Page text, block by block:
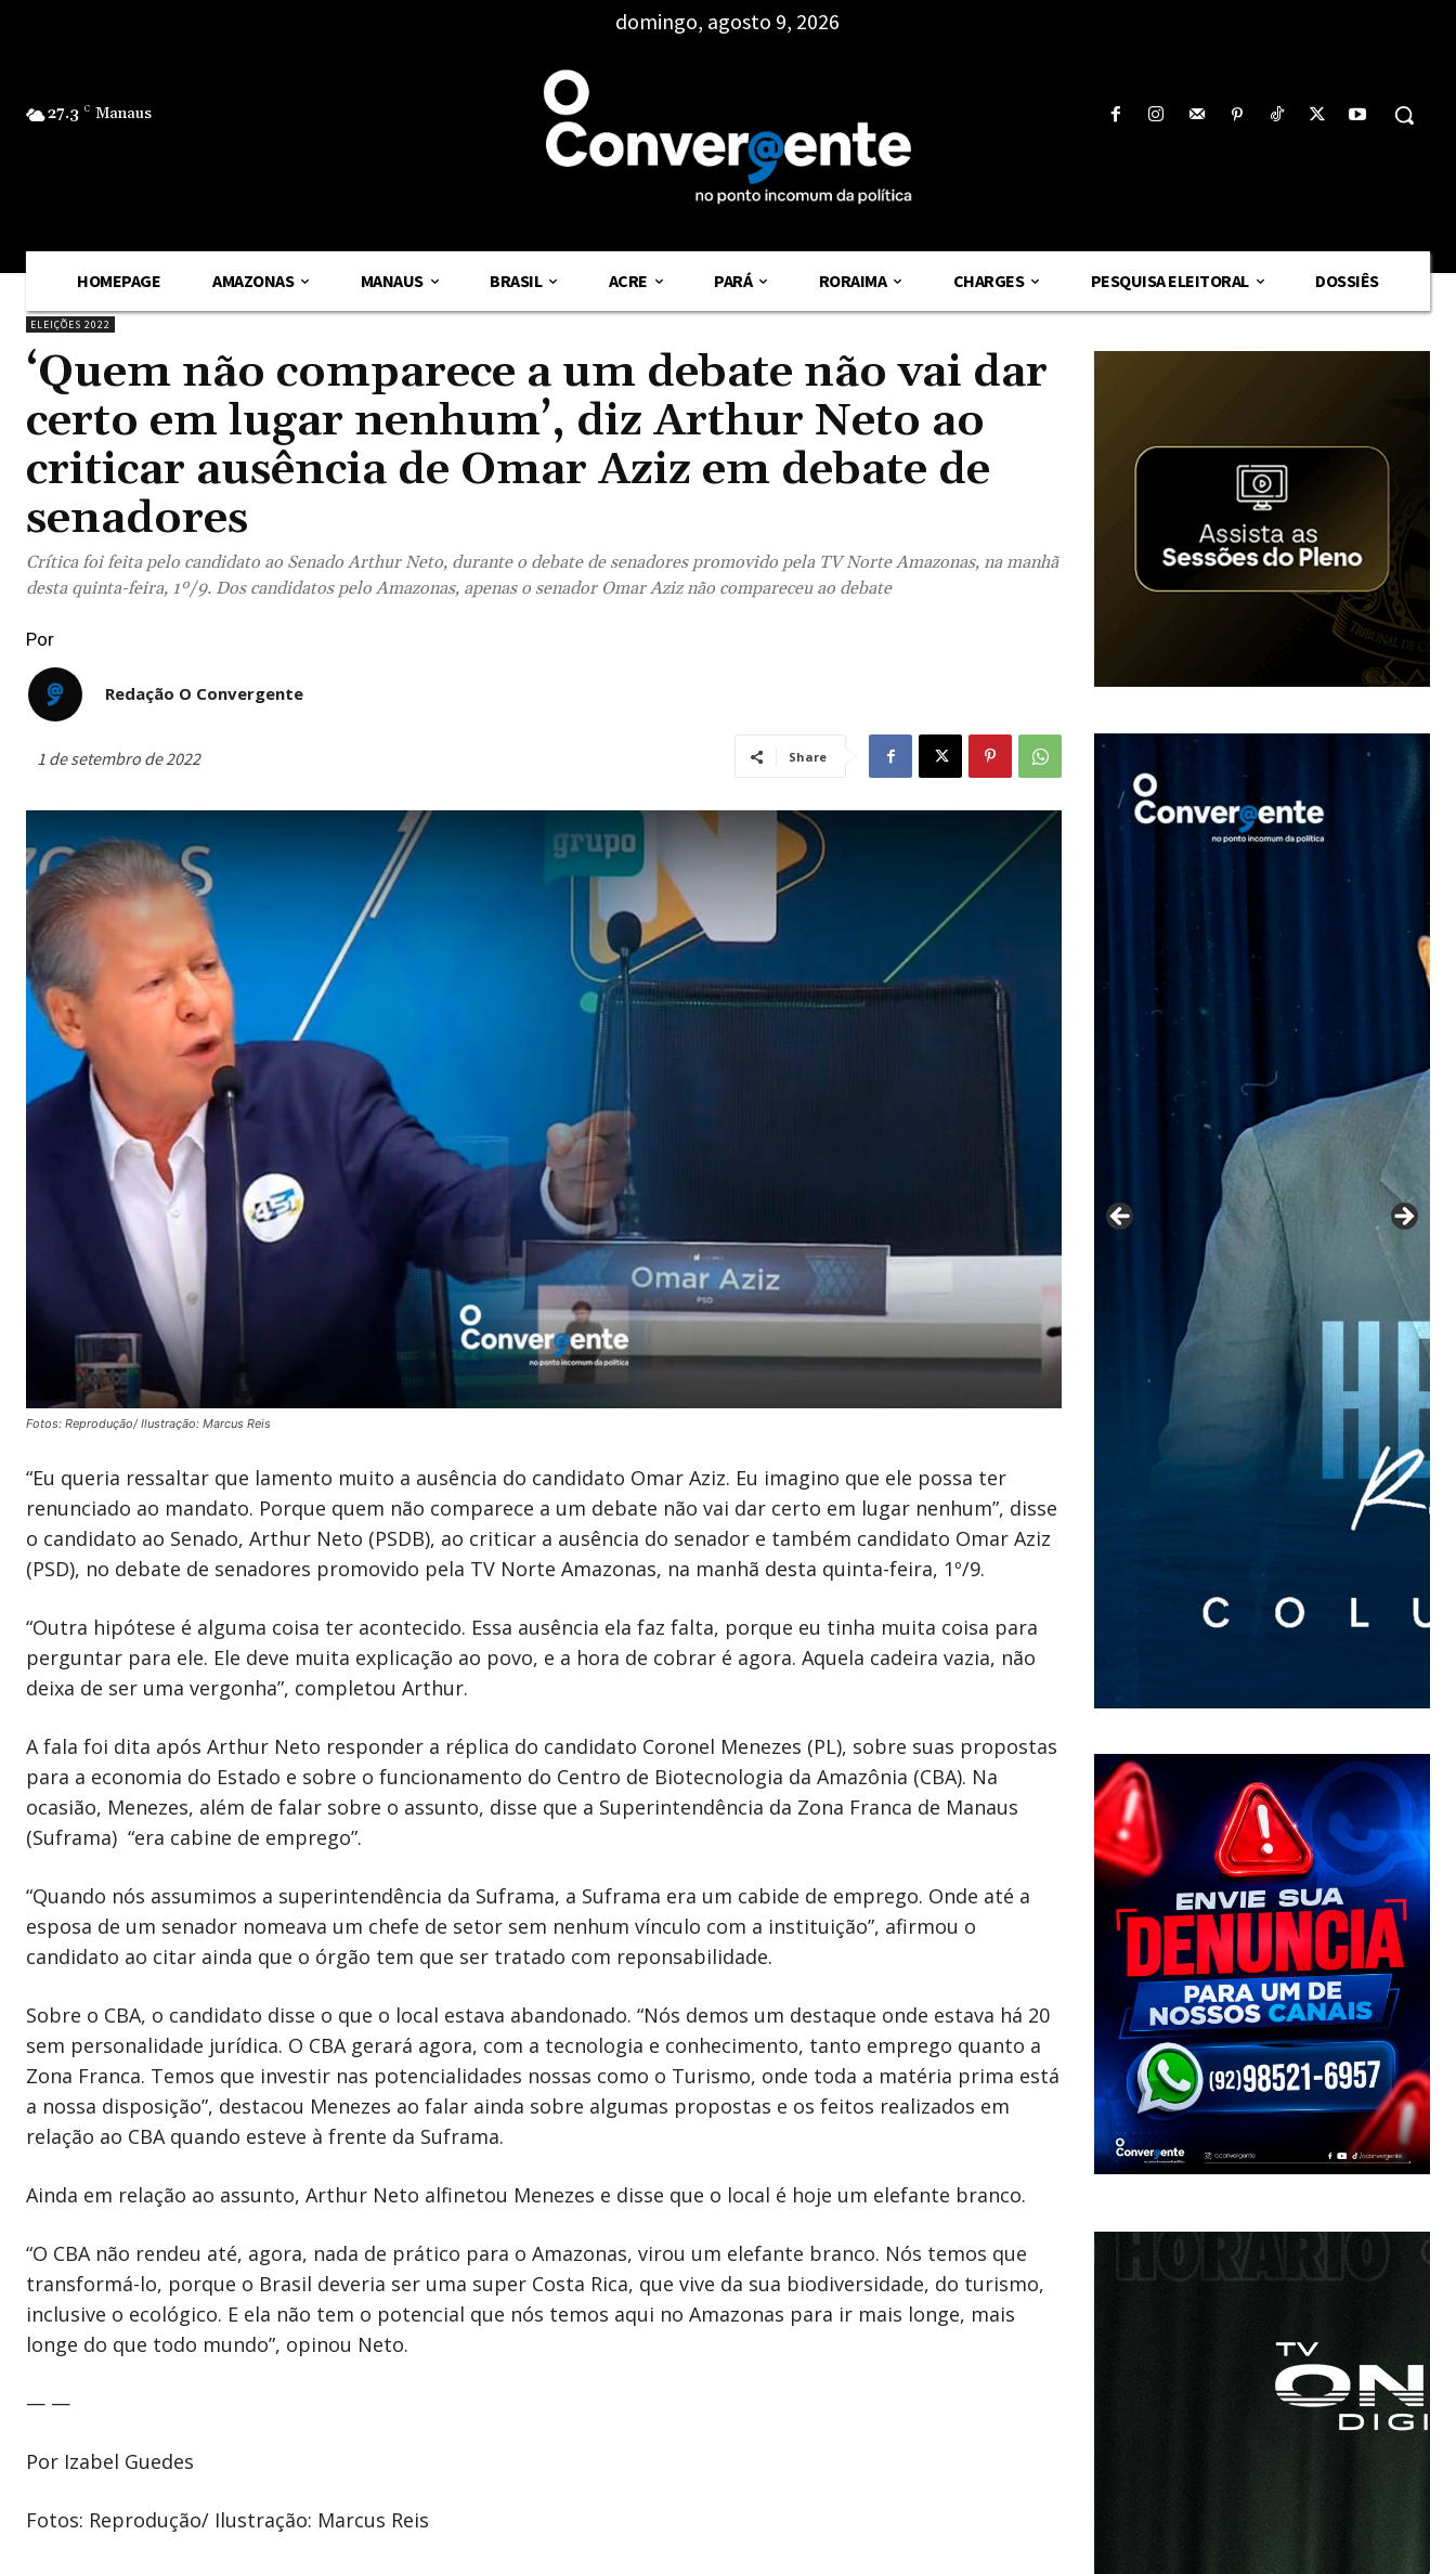
27.3 C Manaus
domingo, agosto 9, 2026
HOMEPAGE AMAZONAS MANAUS BRASIL ACRE PARÁ RORAIMA CHARGES PESQUISA ELEITORAL DOSSIÊS
ELEIÇÕES 2022
‘Quem não comparece a um debate não vai dar
certo em lugar nenhum’, diz Arthur Neto ao
criticar ausência de Omar Aziz em debate de
senadores
Crítica foi feita pelo candidato ao Senado Arthur Neto, durante o debate de senadores promovido pela TV Norte Amazonas, na manhã
desta quinta-feira, 1º/9. Dos candidatos pelo Amazonas, apenas o senador Omar Aziz não compareceu ao debate
Por
Redação O Convergente
1 de setembro de 2022 Share
Fotos: Reprodução/ Ilustração: Marcus Reis
“Eu queria ressaltar que lamento muito a ausência do candidato Omar Aziz. Eu imagino que ele possa ter
renunciado ao mandato. Porque quem não comparece a um debate não vai dar certo em lugar nenhum”, disse
o candidato ao Senado, Arthur Neto (PSDB), ao criticar a ausência do senador e também candidato Omar Aziz
(PSD), no debate de senadores promovido pela TV Norte Amazonas, na manhã desta quinta-feira, 1º/9.
“Outra hipótese é alguma coisa ter acontecido. Essa ausência ela faz falta, porque eu tinha muita coisa para
perguntar para ele. Ele deve muita explicação ao povo, e a hora de cobrar é agora. Aquela cadeira vazia, não
deixa de ser uma vergonha”, completou Arthur.
A fala foi dita após Arthur Neto responder a réplica do candidato Coronel Menezes (PL), sobre suas propostas
para a economia do Estado e sobre o funcionamento do Centro de Biotecnologia da Amazônia (CBA). Na
ocasião, Menezes, além de falar sobre o assunto, disse que a Superintendência da Zona Franca de Manaus
(Suframa) “era cabine de emprego”.
“Quando nós assumimos a superintendência da Suframa, a Suframa era um cabide de emprego. Onde até a
esposa de um senador nomeava um chefe de setor sem nenhum vínculo com a instituição”, afirmou o
candidato ao citar ainda que o órgão tem que ser tratado com reponsabilidade.
Sobre o CBA, o candidato disse o que o local estava abandonado. “Nós demos um destaque onde estava há 20
sem personalidade jurídica. O CBA gerará agora, com a tecnologia e conhecimento, tanto emprego quanto a
Zona Franca. Temos que investir nas potencialidades nossas como o Turismo, onde toda a matéria prima está
a nossa disposição”, destacou Menezes ao falar ainda sobre algumas propostas e os feitos realizados em
relação ao CBA quando esteve à frente da Suframa.
Ainda em relação ao assunto, Arthur Neto alfinetou Menezes e disse que o local é hoje um elefante branco.
“O CBA não rendeu até, agora, nada de prático para o Amazonas, virou um elefante branco. Nós temos que
transformá-lo, porque o Brasil deveria ser uma super Costa Rica, que vive da sua biodiversidade, do turismo,
inclusive o ecológico. E ela não tem o potencial que nós temos aqui no Amazonas para ir mais longe, mais
longe do que todo mundo”, opinou Neto.
— —
Por Izabel Guedes
Fotos: Reprodução/ Ilustração: Marcus Reis